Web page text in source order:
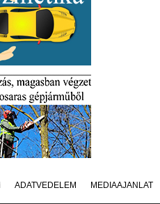
ADATVÉDELEM MÉDIAAJÁNLAT